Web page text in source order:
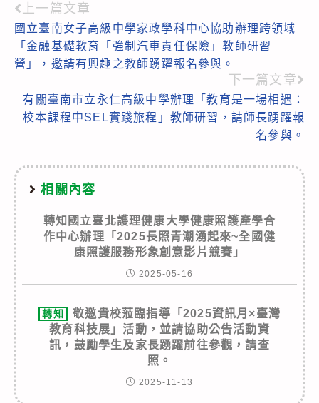
Read
more
articles
上一篇文章
國立臺南女子高級中學家政學科中心協助辦理跨領域
「金融基礎教育「強制汽車責任保險」教師研習
營」，邀請有興趣之教師踴躍報名參與。
下一篇文章
有關臺南市立永仁高級中學辦理「教育是一場相遇：
校本課程中SEL實踐旅程」教師研習，請師長踴躍報
名參與。
相關內容
轉知國立臺北護理健康大學健康照護產學合
作中心辦理「2025長照青潮湧起來~全國健
康照護服務形象創意影片競賽」
2025-05-16
轉知
敬邀貴校蒞臨指導「2025資訊月×臺灣
教育科技展」活動，並請協助公告活動資
訊，鼓勵學生及家長踴躍前往參觀，請查
照。
2025-11-13